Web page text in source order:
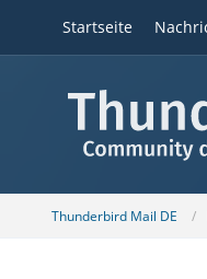
Startseite
Thunderbird Mail DE